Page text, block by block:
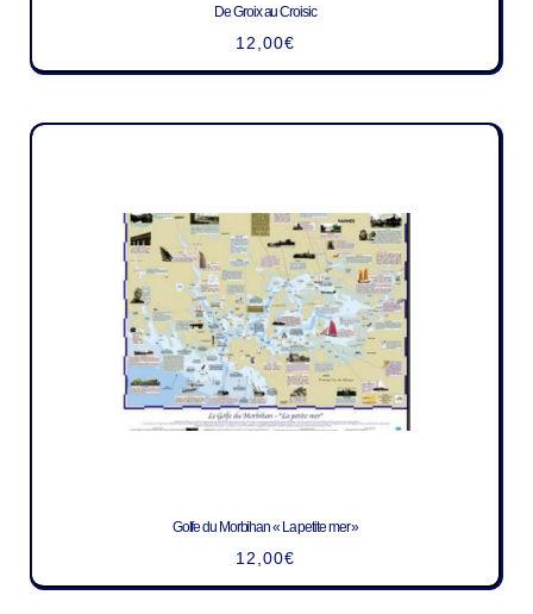
De Groix au Croisic
12,00€
Golfe du Morbihan « La petite mer »
12,00€